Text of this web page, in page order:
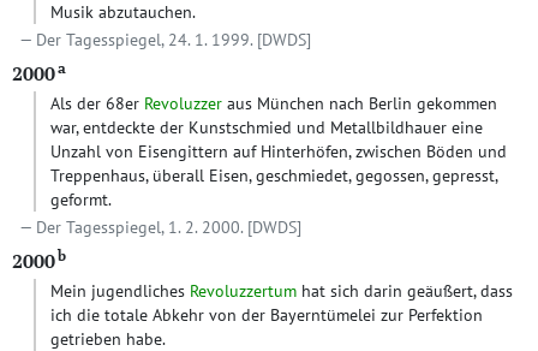
Musik abzutauchen.
Der Tagesspiegel, 24. 1. 1999. [DWDS]
2000a
Als der 68er Revoluzzer aus München nach Berlin gekommen
war, entdeckte der Kunstschmied und Metallbildhauer eine
Unzahl von Eisengittern auf Hinterhöfen, zwischen Böden und
Treppenhaus, überall Eisen, geschmiedet, gegossen, gepresst,
geformt.
Der Tagesspiegel, 1. 2. 2000. [DWDS]
2000b
Mein jugendliches Revoluzzertum hat sich darin geäußert, dass
ich die totale Abkehr von der Bayerntümelei zur Perfektion
getrieben habe.